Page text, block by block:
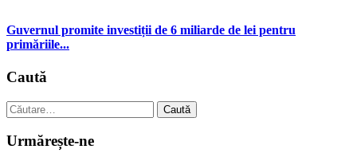
Guvernul promite investiții de 6 miliarde de lei pentru
primăriile...
Caută
Caută
după:
Urmărește-ne